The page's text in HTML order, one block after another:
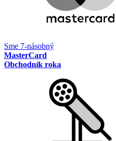
Sme 7-násobný
MasterCard
Obchodník roka